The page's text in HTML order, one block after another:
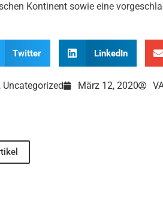
Kontinent sowie eine
Twitter LinkedIn
, Uncategorized März 12, 2020